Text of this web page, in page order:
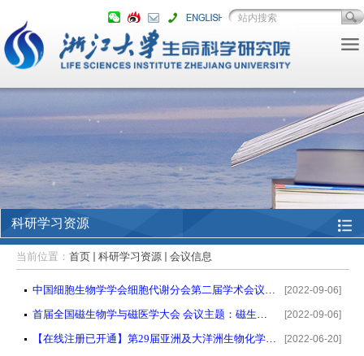
科研学习资源
当前位置： 首页 科研学习资源 会议信息
中国细胞生物学学会细胞代谢分会第二届学术会议 (2022年10月28日—30日 西安) [2022-09-06]
首届全国磁生物学与磁医学大会 会议主题：磁生物学与健康(2022年10月14-17日 浙江 · 安吉) [2022-09-06]
【在线注册已开通】第29届亚洲及大洋洲生物化学家与分子生物学家联盟暨 2022年中国生物化学与分子生物学会学术会议【2022年10月19-22日，深圳】 [2022-06-20]